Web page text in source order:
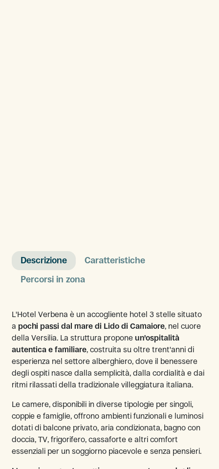
Descrizione
Caratteristiche
Percorsi in zona
L'Hotel Verbena è un accogliente hotel 3 stelle situato
a pochi passi dal mare di Lido di Camaiore, nel cuore
della Versilia. La struttura propone un'ospitalità
autentica e familiare, costruita su oltre trent'anni di
esperienza nel settore alberghiero, dove il benessere
degli ospiti nasce dalla semplicità, dalla cordialità e dai
ritmi rilassati della tradizionale villeggiatura italiana.
Le camere, disponibili in diverse tipologie per singoli,
coppie e famiglie, offrono ambienti funzionali e luminosi
dotati di balcone privato, aria condizionata, bagno con
doccia, TV, frigorifero, cassaforte e altri comfort
essenziali per un soggiorno piacevole e senza pensieri.